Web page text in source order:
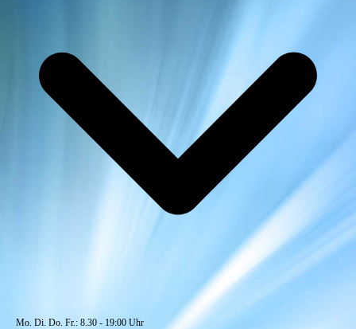
Mo. Di. Do. Fr.: 8.30 - 19:00 Uhr